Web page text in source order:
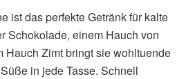
ist das perfekte Getränk für kalte
Schokolade, einem Hauch von
Hauch Zimt bringt sie wohltuende
in jede Tasse. Schnell